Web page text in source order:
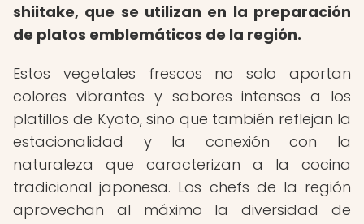
shiitake, que se utilizan en la preparación
de platos emblemáticos de la región.
Estos vegetales frescos no solo aportan
colores vibrantes y sabores intensos a los
platillos de Kyoto, sino que también reflejan la
estacionalidad y la conexión con la
naturaleza que caracterizan a la cocina
tradicional japonesa. Los chefs de la región
aprovechan al máximo la diversidad de